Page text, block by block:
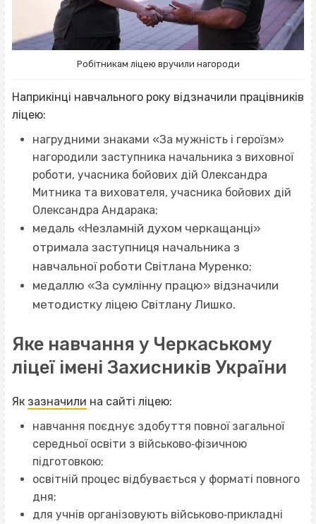
Робітникам ліцею вручили нагороди
Наприкінці навчального року відзначили працівників
ліцею:
нагрудними знаками «За мужність і героїзм»
нагородили заступника начальника з виховної
роботи, учасника бойових дій Олександра
Митника та вихователя, учасника бойових дій
Олександра Андарака;
медаль «Незламній духом черкащанці»
отримала заступниця начальника з
навчальної роботи Світлана Муренко;
медаллю «За сумлінну працю» відзначили
методистку ліцею Світлану Лишко.
Яке навчання у Черкаському
ліцеї імені Захисників України
Як зазначили на сайті ліцею:
навчання поєднує здобуття повної загальної
середньої освіти з військово‐фізичною
підготовкою;
освітній процес відбувається у форматі повного
дня;
для учнів організовують військово‐прикладні